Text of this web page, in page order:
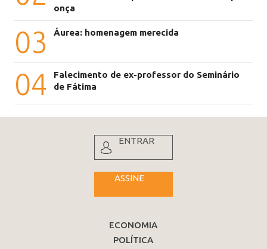
onça
03 Áurea: homenagem merecida
04
Falecimento de ex-professor do Seminário
de Fátima
ENTRAR
ASSINE
ECONOMIA
POLÍTICA